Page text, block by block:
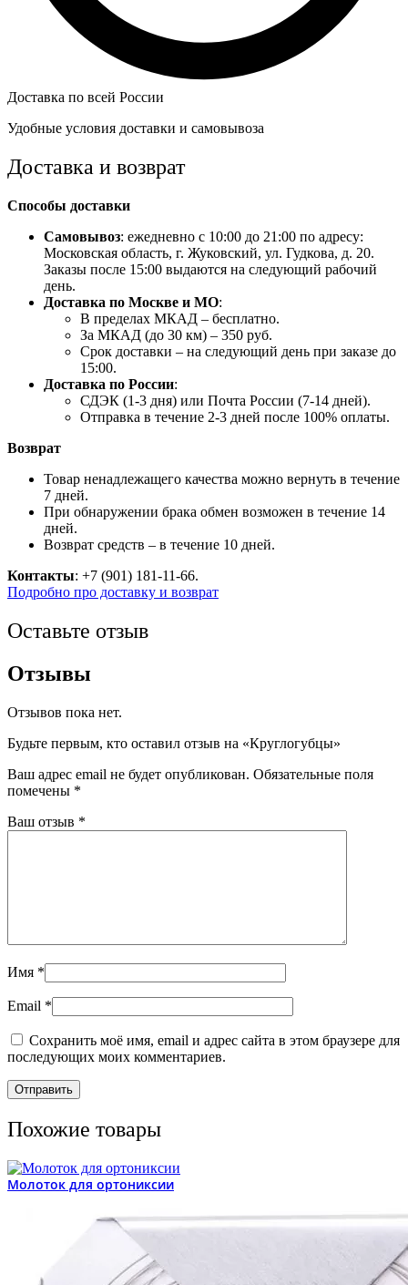
Доставка по всей России
Удобные условия доставки и самовывоза
Доставка и возврат
Способы доставки
Самовывоз: ежедневно с 10:00 до 21:00 по адресу:
Московская область, г. Жуковский, ул. Гудкова, д. 20.
Заказы после 15:00 выдаются на следующий рабочий
день.
Доставка по Москве и МО:
В пределах МКАД – бесплатно.
За МКАД (до 30 км) – 350 руб.
Срок доставки – на следующий день при заказе до
15:00.
Доставка по России:
СДЭК (1-3 дня) или Почта России (7-14 дней).
Отправка в течение 2-3 дней после 100% оплаты.
Возврат
Товар ненадлежащего качества можно вернуть в течение
7 дней.
При обнаружении брака обмен возможен в течение 14
дней.
Возврат средств – в течение 10 дней.
Контакты: +7 (901) 181-11-66.
Подробно про доставку и возврат
Оставьте отзыв
Отзывы
Отзывов пока нет.
Будьте первым, кто оставил отзыв на «Круглогубцы»
Ваш адрес email не будет опубликован. Обязательные поля
помечены *
Ваш отзыв *
Имя *
Email *
Сохранить моё имя, email и адрес сайта в этом браузере для
последующих моих комментариев.
Похожие товары
Молоток для ортониксии